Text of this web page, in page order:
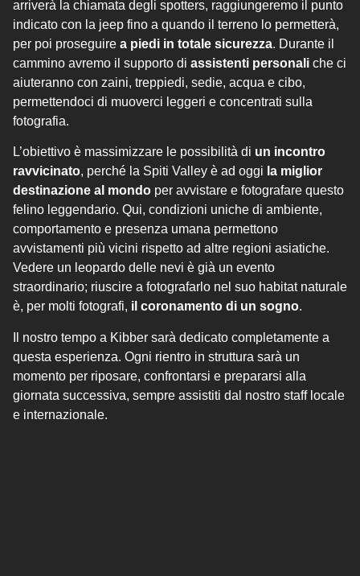
arriverà la chiamata degli spotters, raggiungeremo il punto
indicato con la jeep fino a quando il terreno lo permetterà,
per poi proseguire a piedi in totale sicurezza. Durante il
cammino avremo il supporto di assistenti personali che ci
aiuteranno con zaini, treppiedi, sedie, acqua e cibo,
permettendoci di muoverci leggeri e concentrati sulla
fotografia.
L’obiettivo è massimizzare le possibilità di un incontro
ravvicinato, perché la Spiti Valley è ad oggi la miglior
destinazione al mondo per avvistare e fotografare questo
felino leggendario. Qui, condizioni uniche di ambiente,
comportamento e presenza umana permettono
avvistamenti più vicini rispetto ad altre regioni asiatiche.
Vedere un leopardo delle nevi è già un evento
straordinario; riuscire a fotografarlo nel suo habitat naturale
è, per molti fotografi, il coronamento di un sogno.
Il nostro tempo a Kibber sarà dedicato completamente a
questa esperienza. Ogni rientro in struttura sarà un
momento per riposare, confrontarsi e prepararsi alla
giornata successiva, sempre assistiti dal nostro staff locale
e internazionale.